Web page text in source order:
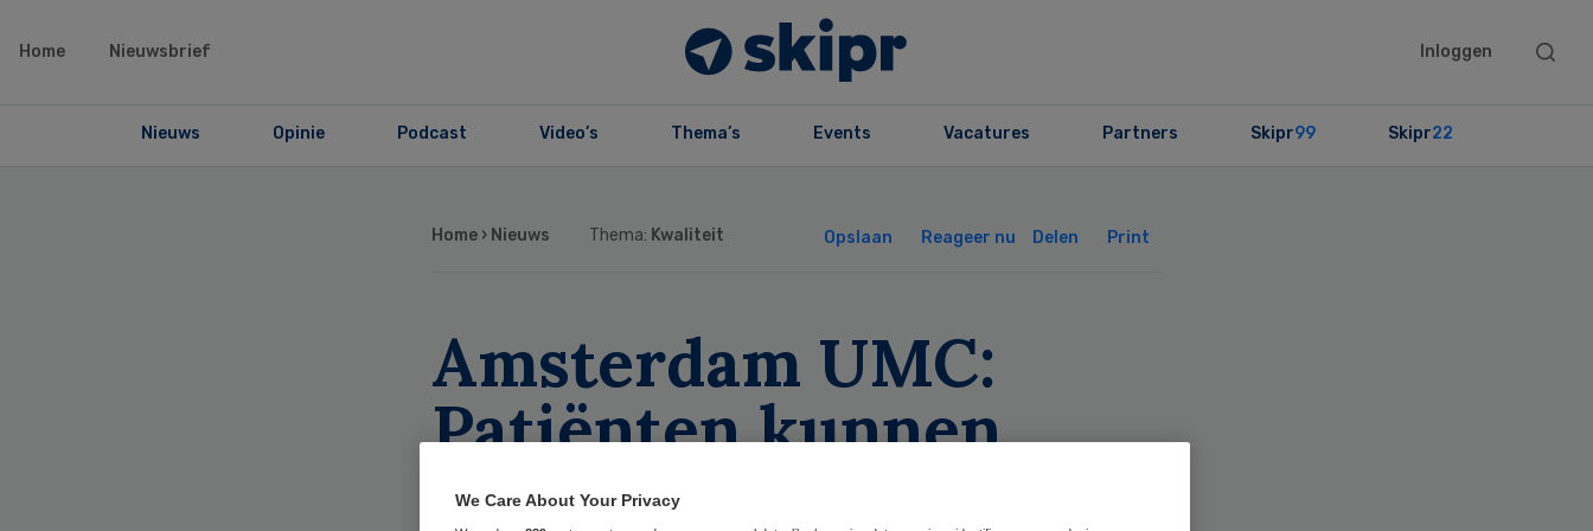
Home Nieuwsbrief Inloggen
Search
Nieuws Opinie Podcast Video’s Thema’s Events Vacatures Partners Skipr99 Skipr22
Home › Nieuws Thema: Kwaliteit Opslaan Reageer nu Delen Print
Amsterdam UMC:
Patiënten kunnen
duizeligheidsklachten
We Care About Your Privacy